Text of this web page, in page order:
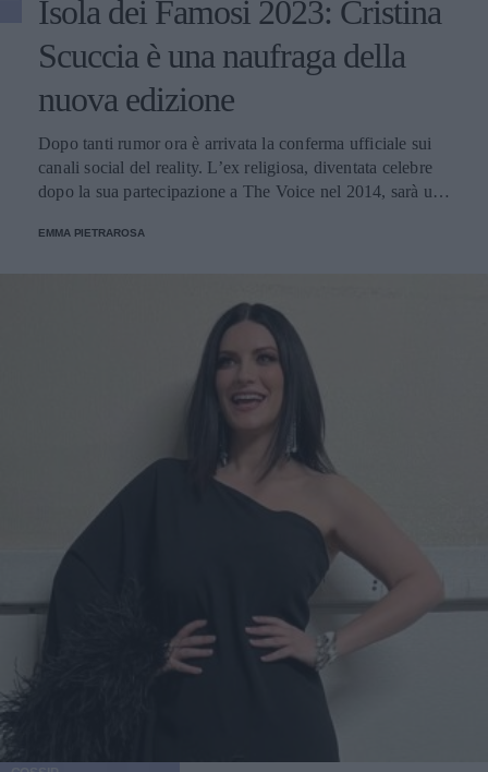
Isola dei Famosi 2023: Cristina
Scuccia è una naufraga della
nuova edizione
Dopo tanti rumor ora è arrivata la conferma ufficiale sui
canali social del reality. L’ex religiosa, diventata celebre
dopo la sua partecipazione a The Voice nel 2014, sarà una
EMMA PIETRAROSA